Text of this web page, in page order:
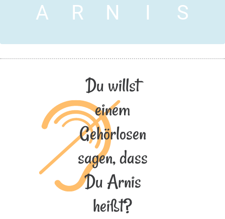
A R N I S
Du willst
einem
Gehörlosen
sagen, dass
Du Arnis
heißt?